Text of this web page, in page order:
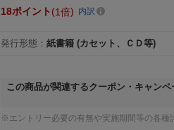
18ポイント 1倍 内訳
発行形態 ： 紙書籍 (カセット、ＣＤ等)
この商品が関連するクーポン・キャン
※エントリー必要の有無や実施期間等の各種